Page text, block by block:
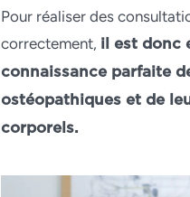
Pour réaliser des
correctement, il est donc
connaissance parfaite
ostéopathiques et de
corporels.